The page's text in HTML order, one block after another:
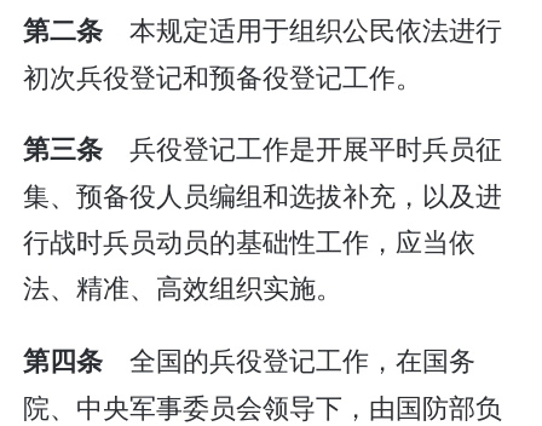
第二条本规定适用于组织公民依法进行
初次兵役登记和预备役登记工作。
第三条兵役登记工作是开展平时兵员征
集、预备役人员编组和选拔补充，以及进
行战时兵员动员的基础性工作，应当依
法、精准、高效组织实施。
第四条全国的兵役登记工作，在国务
院、中央军事委员会领导下，由国防部负